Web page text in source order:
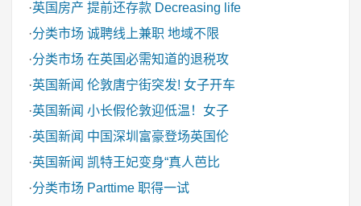
·英国房产 提前还存款 Decreasing life
·分类市场 诚聘线上兼职 地域不限
·分类市场 在英国必需知道的退税攻
·英国新闻 伦敦唐宁街突发! 女子开车
·英国新闻 小长假伦敦迎低温！女子
·英国新闻 中国深圳富豪登场英国伦
·英国新闻 凯特王妃变身“真人芭比
·分类市场 Parttime 职得一试